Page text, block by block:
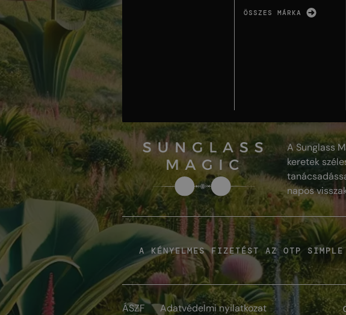
ÖSSZES MÁRKA
A Sunglass
keretek
napos
A KÉNYELMES FIZETÉST AZ OTP
ÁSZF
Adatvédelmi nyilatkozat